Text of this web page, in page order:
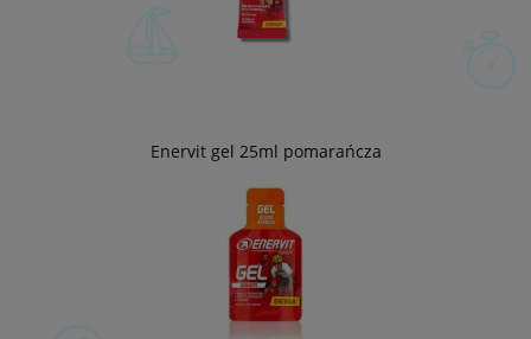
Enervit gel 25ml pomarańcza